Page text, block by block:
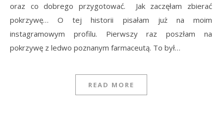
oraz co dobrego przygotować. Jak zaczęłam zbierać
pokrzywę… O tej historii pisałam już na moim
instagramowym profilu. Pierwszy raz poszłam na
pokrzywę z ledwo poznanym farmaceutą. To był…
READ MORE